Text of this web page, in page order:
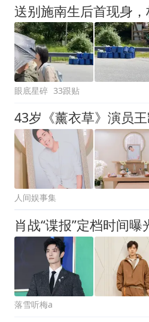
眼底星碎 33跟贴
人间娱事集
落雪听梅a